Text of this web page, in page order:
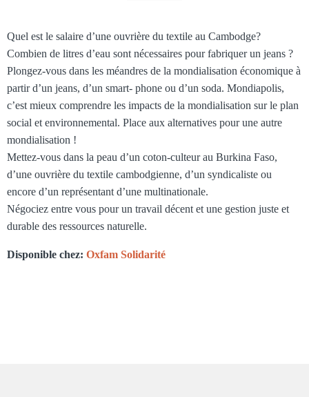
Quel est le salaire d’une ouvrière du textile au Cambodge?
Combien de litres d’eau sont nécessaires pour fabriquer un jeans ?
Plongez-vous dans les méandres de la mondialisation économique à
partir d’un jeans, d’un smart- phone ou d’un soda. Mondiapolis,
c’est mieux comprendre les impacts de la mondialisation sur le plan
social et environnemental. Place aux alternatives pour une autre
mondialisation !
Mettez-vous dans la peau d’un coton-culteur au Burkina Faso,
d’une ouvrière du textile cambodgienne, d’un syndicaliste ou
encore d’un représentant d’une multinationale.
Négociez entre vous pour un travail décent et une gestion juste et
durable des ressources naturelle.
Disponible chez: Oxfam Solidarité